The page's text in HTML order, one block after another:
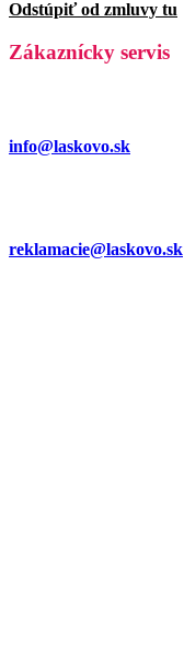
Odstúpiť od zmluvy tu
Zákaznícky servis
info@laskovo.sk
reklamacie@laskovo.sk